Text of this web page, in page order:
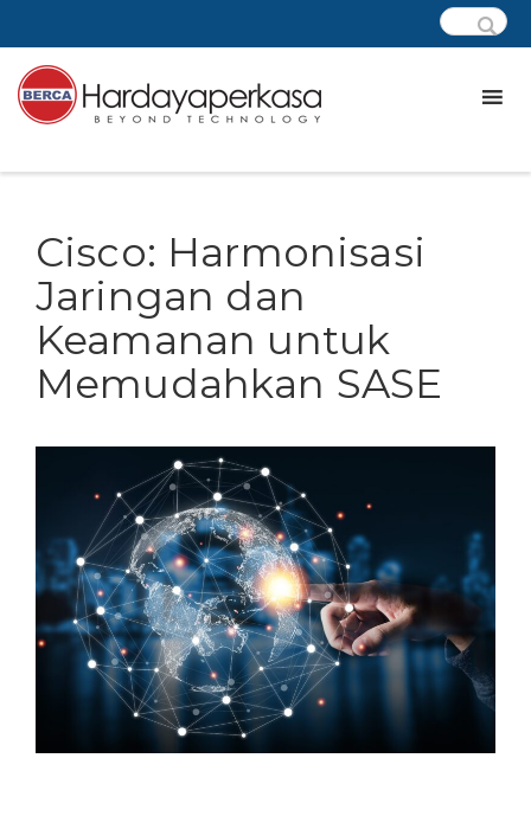
Cisco: Harmonisasi
Jaringan dan
Keamanan untuk
Memudahkan SASE